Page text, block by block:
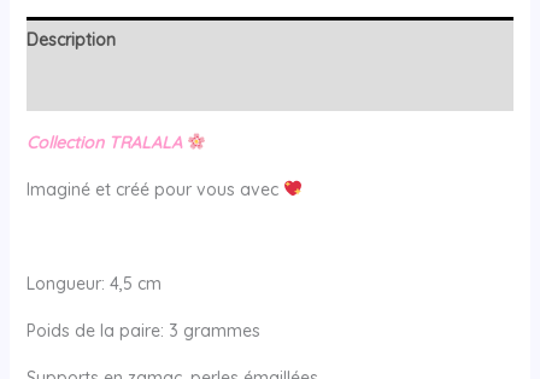
Description
Collection TRALALA
Imaginé et créé pour vous avec
Longueur: 4,5 cm
Poids de la paire: 3 grammes